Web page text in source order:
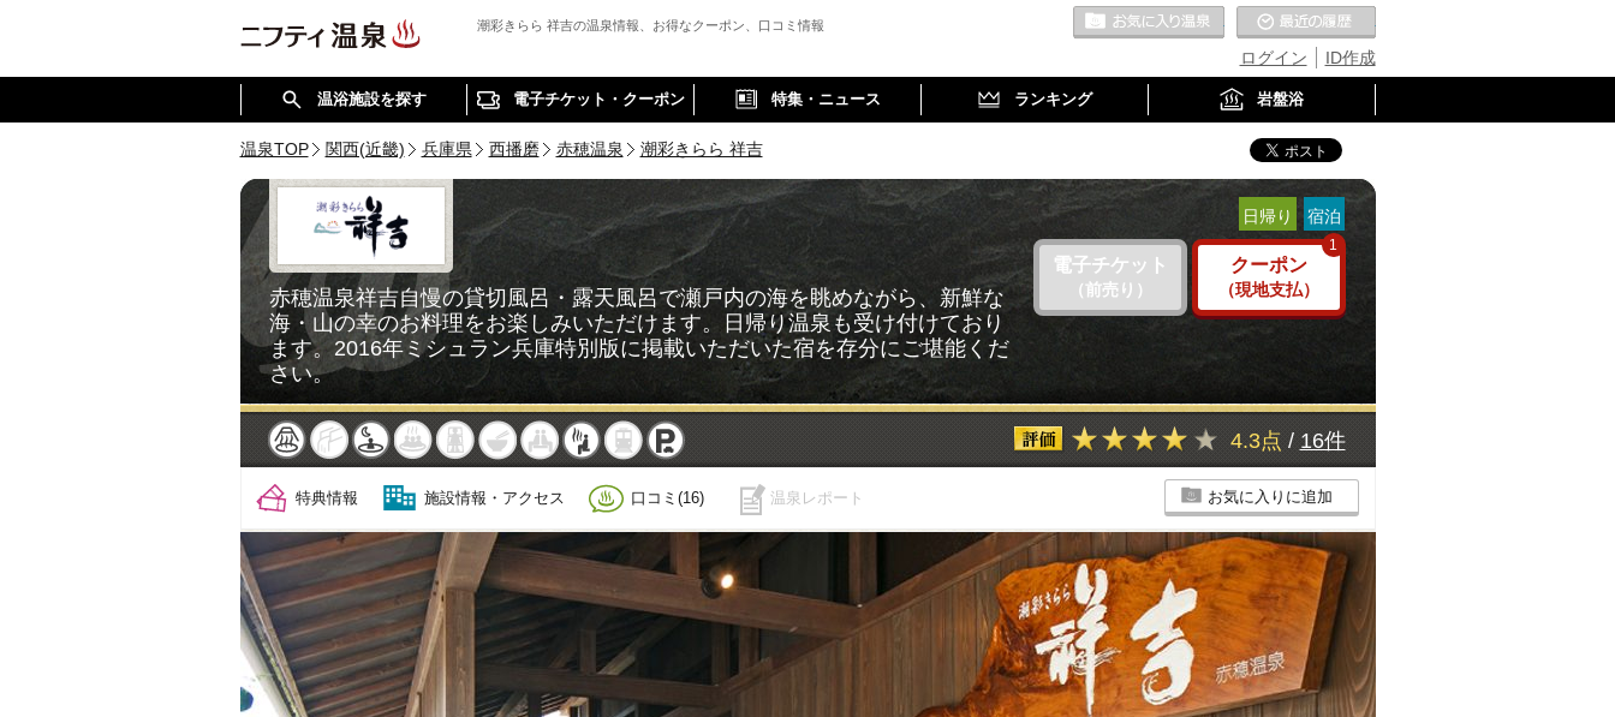
潮彩きらら 祥吉の温泉情報、お得なクーポン、口コミ情報
ID作成
ログイン
お気に入りの温泉
温浴施設を探す 電子チケット・クーポン 特集・ニュース ランキング 岩盤浴
温泉TOP 関西(近畿) 兵庫県 西播磨 赤穂温泉 潮彩きらら 祥吉
赤穂温泉祥吉自慢の貸切風呂・露天風呂で瀬戸内の海を眺めながら、新鮮な
海・山の幸のお料理をお楽しみいただけます。日帰り温泉も受け付けており
ます。2016年ミシュラン兵庫特別版に掲載いただいた宿を存分にご堪能くだ
さい。
日帰り 宿泊
電子チケット
（前売り）
1
クーポン
（現地支払）
天然 かけ流し露天風呂貸切風呂岩盤浴食事 休憩 サウナ駅近 駐車 4.3点 / 16件
特典情報 施設情報・アクセス 口コミ(16) 温泉レポート お気に入りに追加